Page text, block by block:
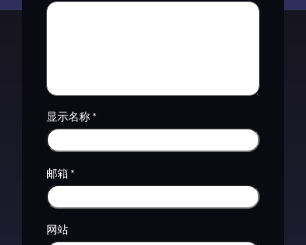
显示名称 *
邮箱 *
网站